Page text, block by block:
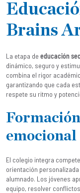
Brains
La etapa de educación
dinámico, seguro y
combina el rigor
garantizando que cada
respete su ritmo y
emocional
El colegio integra
orientación
alumnado. Los jóvenes
equipo, resolver